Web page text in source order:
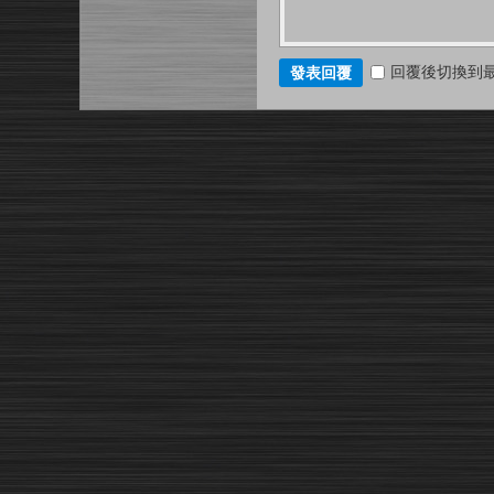
發表回覆 回覆後切換到